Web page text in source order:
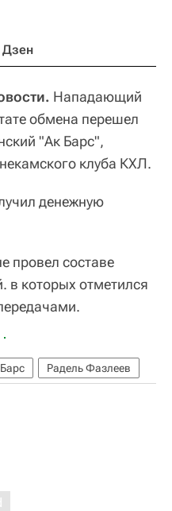
Дзен
Нападающий
обмена перешел
"Ак Барс",
клуба КХЛ.
денежную
провел составе
в которых отметился
Радель Фазлеев